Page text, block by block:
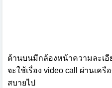
ด้านบนมีกล้องหน้าความละเอี
จะใช้เรื่อง video call ผ่านเค
สบายไป